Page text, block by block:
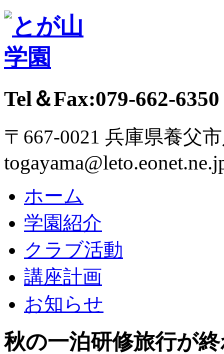
Tel＆Fax:079-662-6350
〒667-0021 兵庫県養父
ホーム
学園紹介
クラブ活動
講座計画
お知らせ
秋の一泊研修旅行が